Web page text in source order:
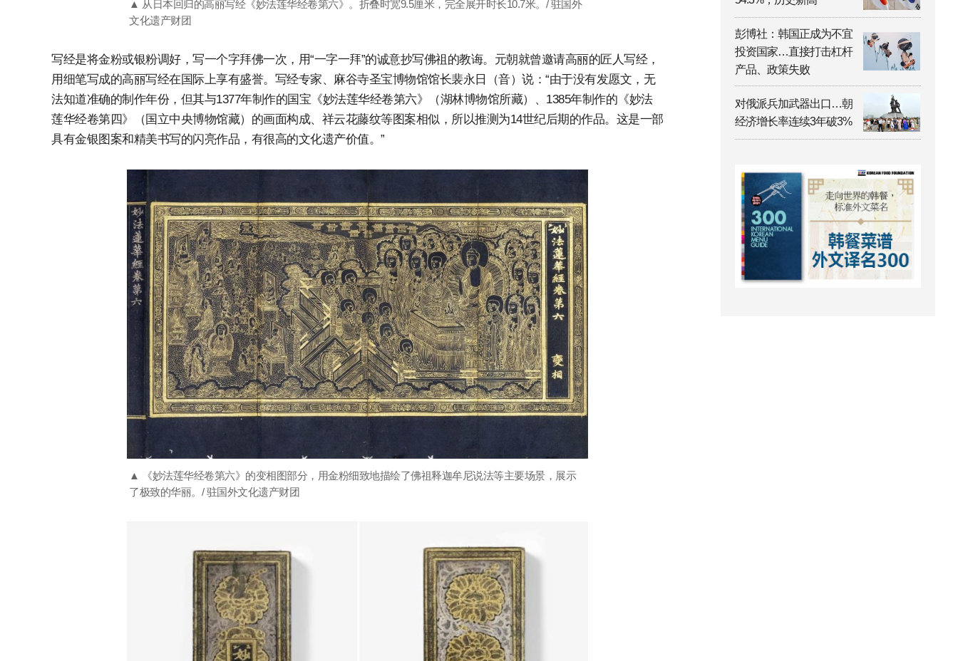
▲ 从日本回归的高丽写经《妙法莲华经卷第六》。折叠时宽9.5厘米，完全展开时长10.7米。/ 驻国外
文化遗产财团
写经是将金粉或银粉调好，写一个字拜佛一次，用“一字一拜”的诚意抄写佛祖的教诲。元朝就曾邀请高丽的匠人写经，
用细笔写成的高丽写经在国际上享有盛誉。写经专家、麻谷寺圣宝博物馆馆长裴永日（音）说：“由于没有发愿文，无
法知道准确的制作年份，但其与1377年制作的国宝《妙法莲华经卷第六》（湖林博物馆所藏）、1385年制作的《妙法
莲华经卷第四》（国立中央博物馆藏）的画面构成、祥云花藤纹等图案相似，所以推测为14世纪后期的作品。这是一部
具有金银图案和精美书写的闪亮作品，有很高的文化遗产价值。”
▲ 《妙法莲华经卷第六》的变相图部分，用金粉细致地描绘了佛祖释迦牟尼说法等主要场景，展示
了极致的华丽。/ 驻国外文化遗产财团
彭博社：韩国正成为不宜
投资国家…直接打击杠杆
产品、政策失败
对俄派兵加武器出口…朝
经济增长率连续3年破3%